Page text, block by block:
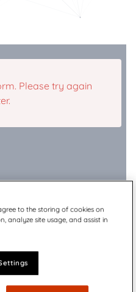
Please try again
to the storing of cookies on
analyze site usage, and assist in